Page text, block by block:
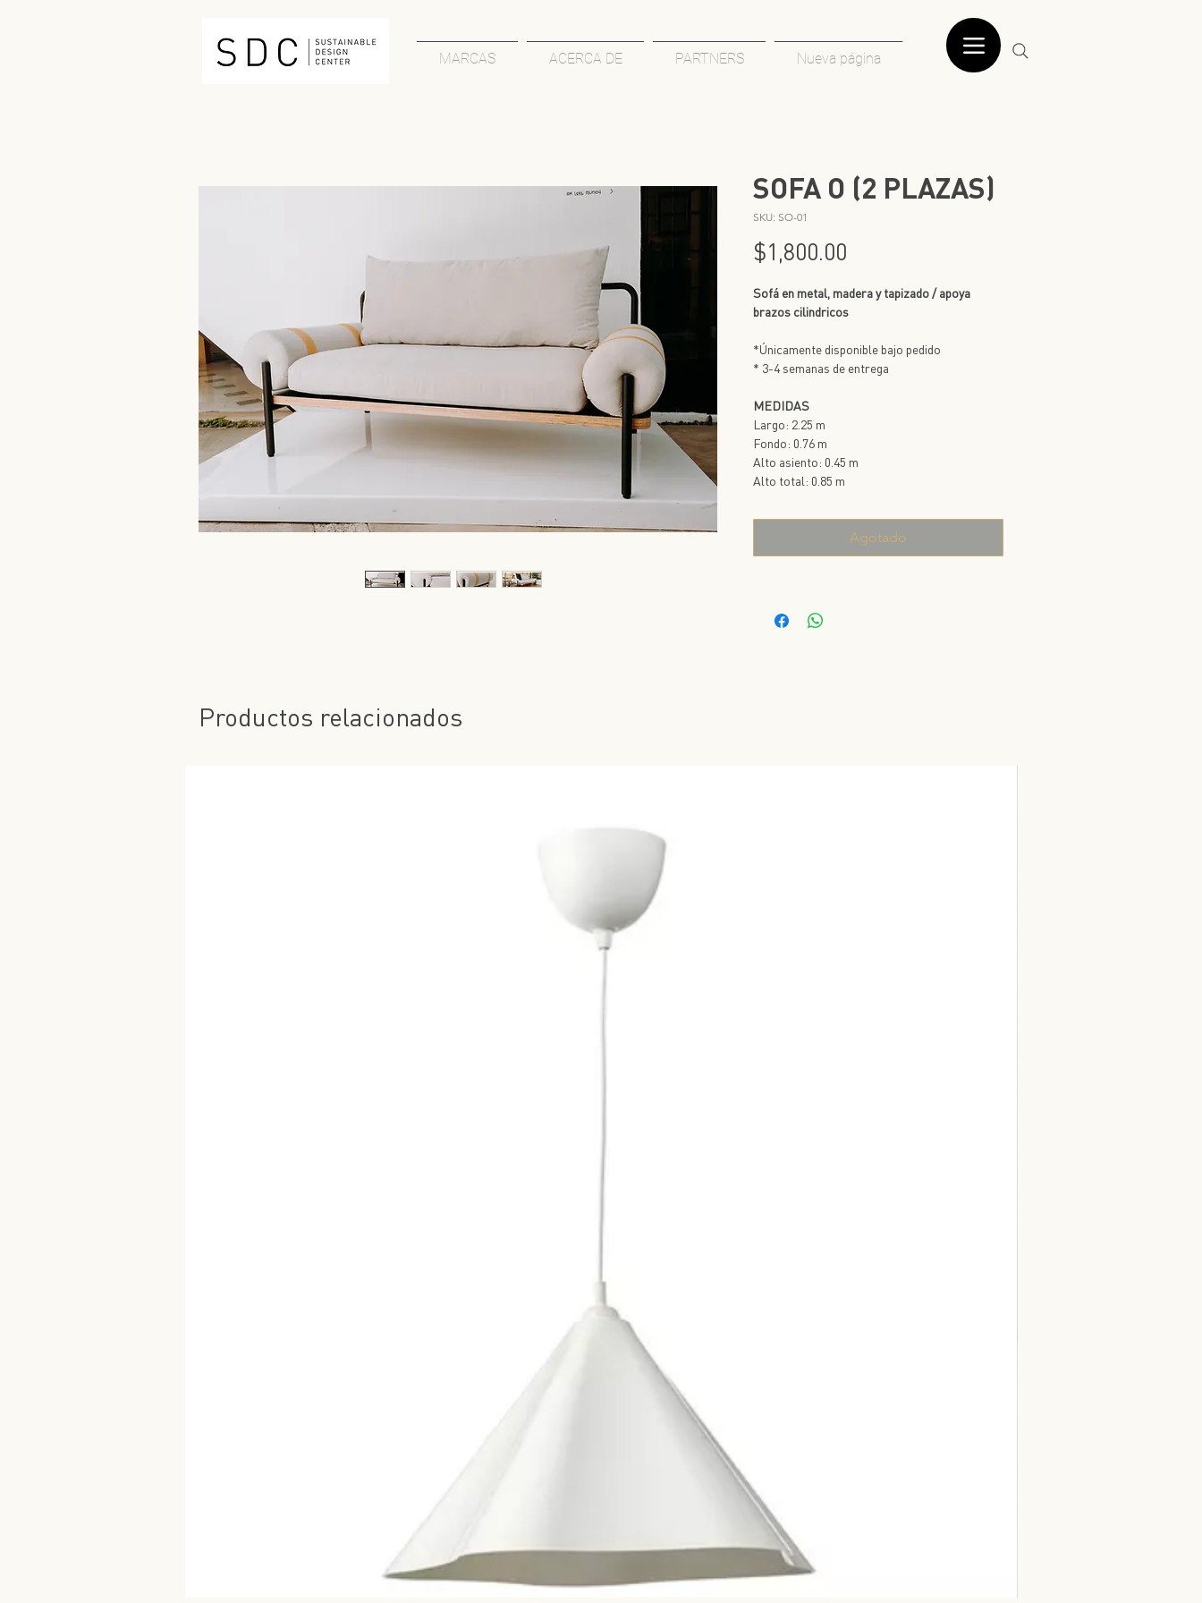
MARCAS ACERCA DE PARTNERS Nueva página
SOFA O (2 PLAZAS)
SKU: SO-01
$1,800.00
Sofá en metal, madera y tapizado / apoya
brazos cilindricos
*Únicamente disponible bajo pedido
* 3-4 semanas de entrega
MEDIDAS
Largo: 2.25 m
Fondo: 0.76 m
Alto asiento: 0.45 m
Alto total: 0.85 m
Agotado
Productos relacionados